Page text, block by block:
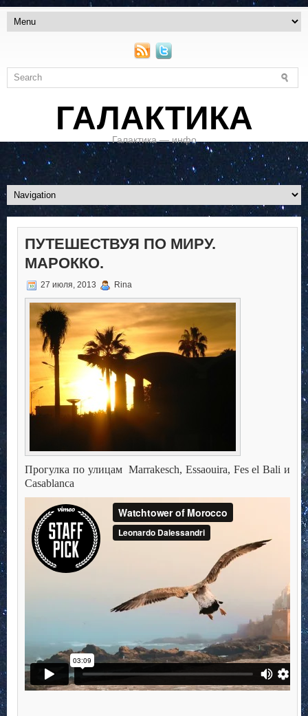
ГАЛАКТИКА
Галактика — инфо
ПУТЕШЕСТВУЯ ПО МИРУ.
МАРОККО.
27 июля, 2013 Rina
Прогулка по улицам Marrakesch, Essaouira, Fes el Bali и
Casablanca